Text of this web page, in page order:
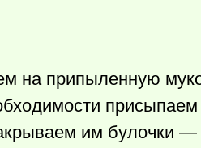
на припыленную
им булочки —